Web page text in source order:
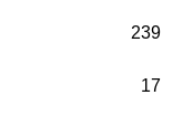
239
17